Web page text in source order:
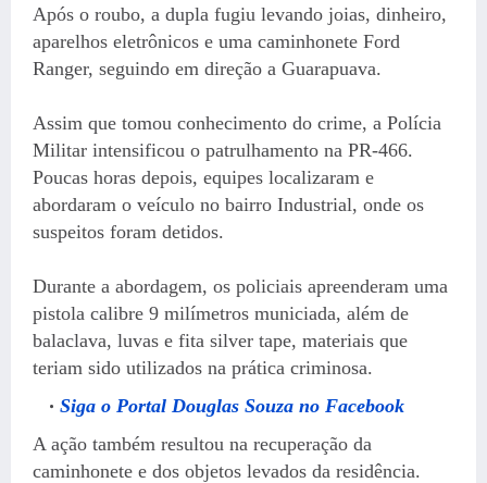
Após o roubo, a dupla fugiu levando joias, dinheiro,
aparelhos eletrônicos e uma caminhonete Ford
Ranger, seguindo em direção a Guarapuava.
Assim que tomou conhecimento do crime, a Polícia
Militar intensificou o patrulhamento na PR-466.
Poucas horas depois, equipes localizaram e
abordaram o veículo no bairro Industrial, onde os
suspeitos foram detidos.
Durante a abordagem, os policiais apreenderam uma
pistola calibre 9 milímetros municiada, além de
balaclava, luvas e fita silver tape, materiais que
teriam sido utilizados na prática criminosa.
Siga o Portal Douglas Souza no Facebook
A ação também resultou na recuperação da
caminhonete e dos objetos levados da residência.